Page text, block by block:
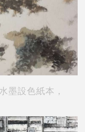
墨設色紙本，